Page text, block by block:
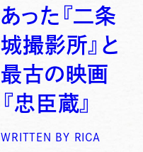
あった『二条
城撮影所』と
最古の映画
『忠臣蔵』
WRITTEN BY RICA